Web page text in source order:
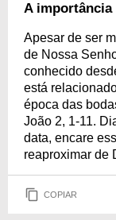
A
Apesar de ser
de Nossa
conhecido
está
época das
João 2, 1-11.
data, encare
reaproximar de
COPIAR